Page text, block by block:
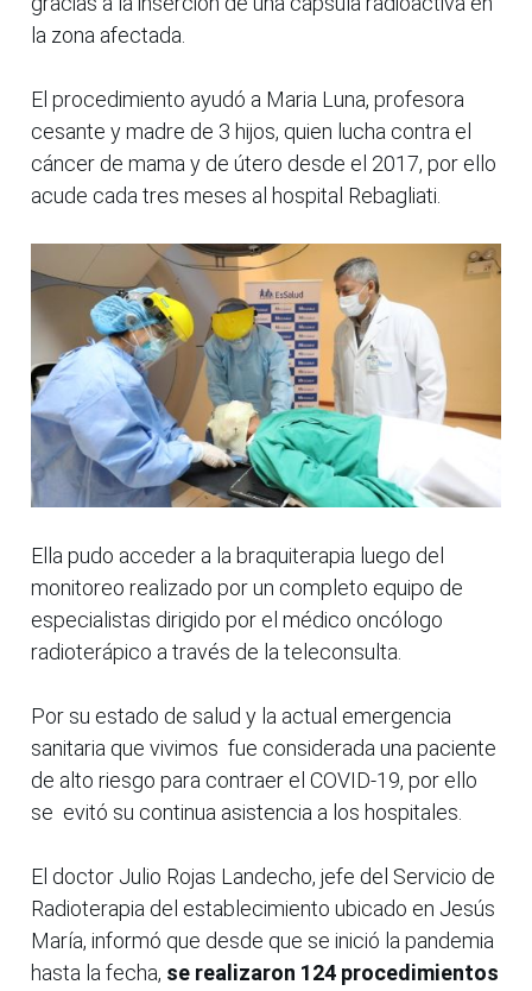
la zona afectada.
El procedimiento ayudó a Maria Luna, profesora
cesante y madre de 3 hijos, quien lucha contra el
cáncer de mama y de útero desde el 2017, por ello
acude cada tres meses al hospital Rebagliati.
Ella pudo acceder a la braquiterapia luego del
monitoreo realizado por un completo equipo de
especialistas dirigido por el médico oncólogo
radioterápico a través de la teleconsulta.
Por su estado de salud y la actual emergencia
sanitaria que vivimos fue considerada una paciente
de alto riesgo para contraer el COVID-19, por ello
se evitó su continua asistencia a los hospitales.
El doctor Julio Rojas Landecho, jefe del Servicio de
Radioterapia del establecimiento ubicado en Jesús
María, informó que desde que se inició la pandemia
hasta la fecha, se realizaron 124 procedimientos